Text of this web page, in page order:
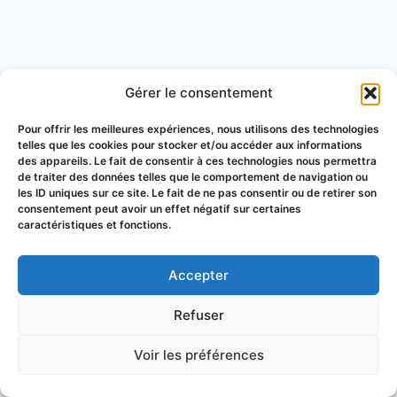
Gérer le consentement
Pour offrir les meilleures expériences, nous utilisons des technologies
telles que les cookies pour stocker et/ou accéder aux informations
des appareils. Le fait de consentir à ces technologies nous permettra
de traiter des données telles que le comportement de navigation ou
les ID uniques sur ce site. Le fait de ne pas consentir ou de retirer son
consentement peut avoir un effet négatif sur certaines
caractéristiques et fonctions.
Accepter
Refuser
Voir les préférences
© 2026 Groupement de Défense